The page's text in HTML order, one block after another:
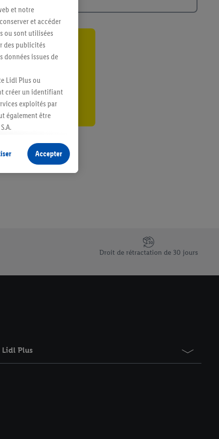
Droit de rétractation de 30 jours
Lidl Plus
et notre
et accéder
ou sont utilisées
des publicités
données issues de
Lidl Plus ou
créer un identifiant
exploités par
également être
sans procéder à
terminaux ou
échéant, d’autres
à tout moment
Accepter